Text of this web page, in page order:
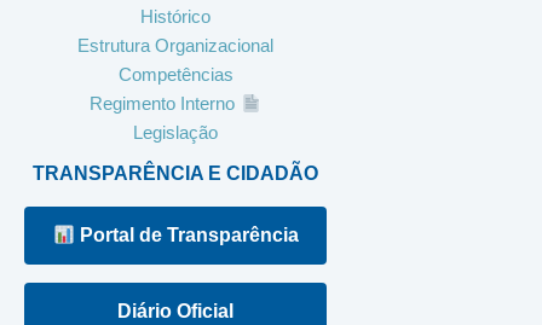
Histórico
Estrutura Organizacional
Competências
Regimento Interno
Legislação
TRANSPARÊNCIA E CIDADÃO
Portal de Transparência
Diário Oficial